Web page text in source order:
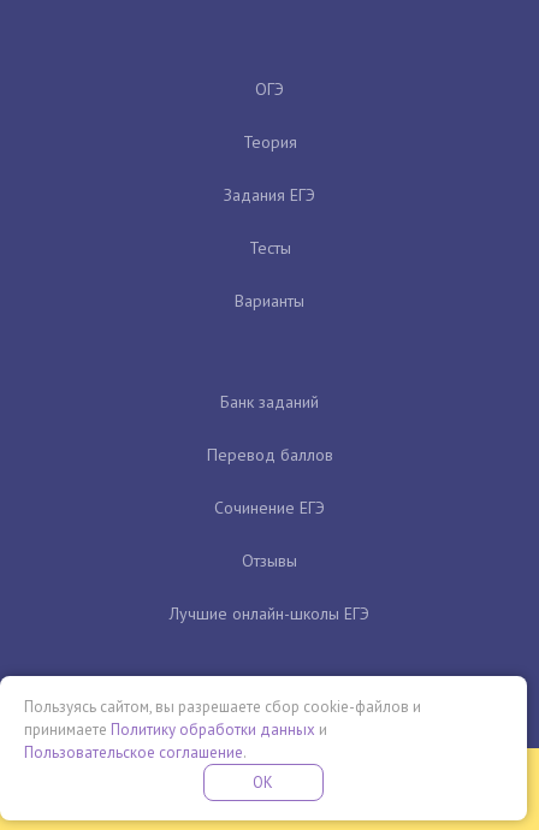
ОГЭ
Теория
Задания ЕГЭ
Тесты
Варианты
Банк заданий
Перевод баллов
Сочинение ЕГЭ
Отзывы
Лучшие онлайн-школы ЕГЭ
Бесплатная летняя школа
ПРОВЕДИ ЭТО ЛЕТО С ПОЛЬЗОЙ
Пользуясь сайтом, вы разрешаете сбор cookie-файлов и
принимаете Политику обработки данных и
Пользовательское соглашение.
OK